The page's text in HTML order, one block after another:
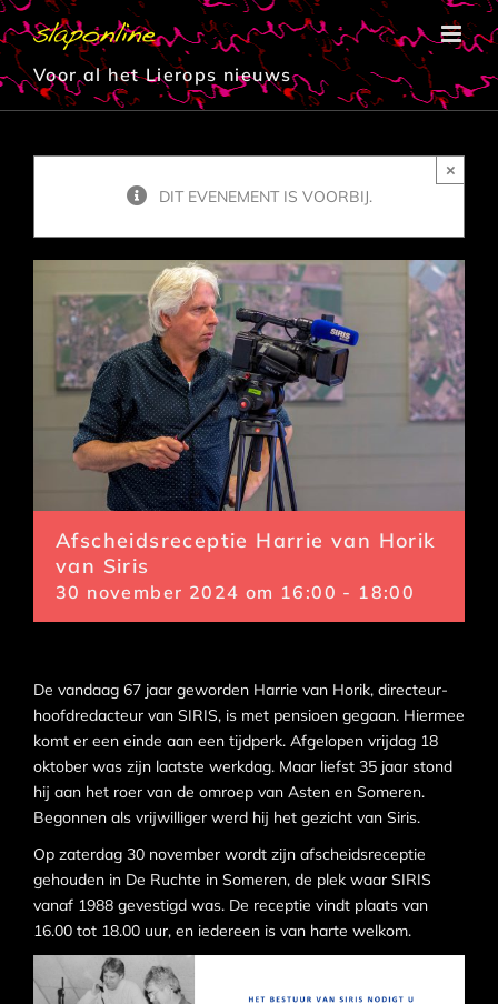
Ga
naar
inhoud
Voor al het Lierops nieuws
DIT EVENEMENT IS VOORBIJ.
×
Afscheidsreceptie Harrie van Horik
van Siris
30 november 2024 om 16:00 - 18:00
De vandaag 67 jaar geworden Harrie van Horik, directeur-
hoofdredacteur van SIRIS, is met pensioen gegaan. Hiermee
komt er een einde aan een tijdperk. Afgelopen vrijdag 18
oktober was zijn laatste werkdag. Maar liefst 35 jaar stond
hij aan het roer van de omroep van Asten en Someren.
Begonnen als vrijwilliger werd hij het gezicht van Siris.
Op zaterdag 30 november wordt zijn afscheidsreceptie
gehouden in De Ruchte in Someren, de plek waar SIRIS
vanaf 1988 gevestigd was. De receptie vindt plaats van
16.00 tot 18.00 uur, en iedereen is van harte welkom.